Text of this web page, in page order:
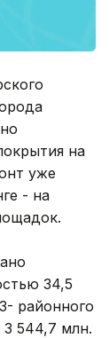
на
уже
- на
34,5
районного
3 544,7 млн.